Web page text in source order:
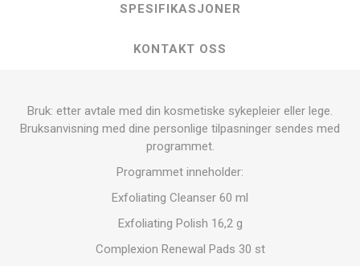
SPESIFIKASJONER
KONTAKT OSS
Bruk: etter avtale med din kosmetiske sykepleier eller lege.
Bruksanvisning med dine personlige tilpasninger sendes med
programmet.
Programmet inneholder:
Exfoliating Cleanser 60 ml
Exfoliating Polish 16,2 g
Complexion Renewal Pads 30 st